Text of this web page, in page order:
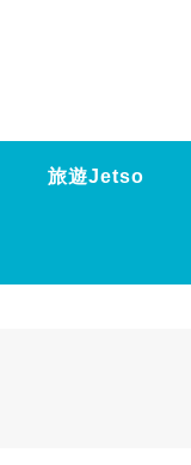
旅遊Jetso